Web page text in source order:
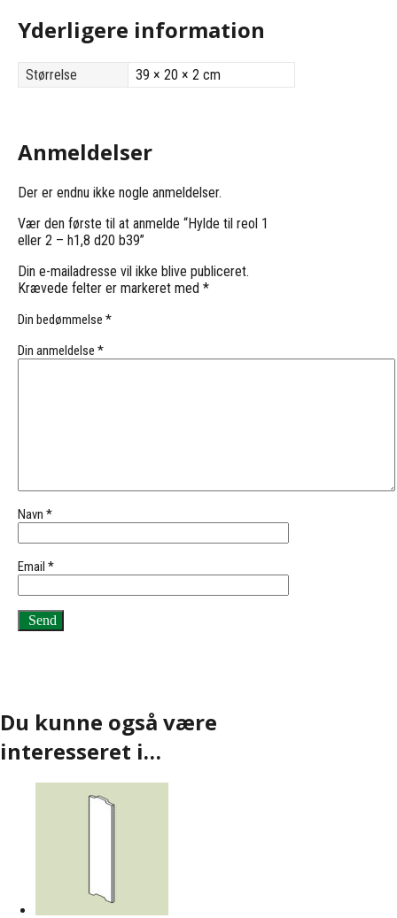
Yderligere information
Størrelse 39 × 20 × 2 cm
Anmeldelser
Der er endnu ikke nogle anmeldelser.
Vær den første til at anmelde “Hylde til reol 1
eller 2 – h1,8 d20 b39”
Din e-mailadresse vil ikke blive publiceret.
Krævede felter er markeret med *
Din bedømmelse *
Din anmeldelse *
Navn *
Email *
Du kunne også være
interesseret i…